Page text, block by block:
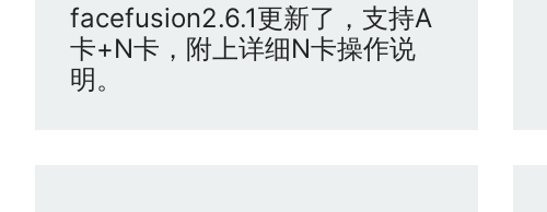
facefusion2.6.1更新了，支持A
卡+N卡，附上详细N卡操作说
明。